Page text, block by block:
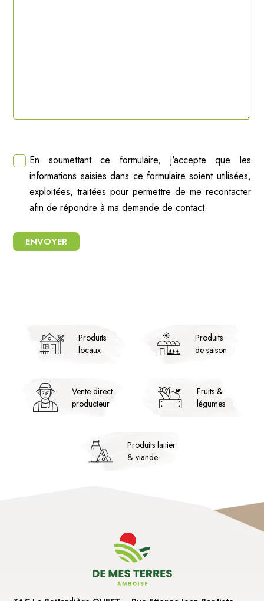
En soumettant ce formulaire, j'accepte que les
informations saisies dans ce formulaire soient utilisées,
exploitées, traitées pour permettre de me recontacter
afin de répondre à ma demande de contact.
Produits
locaux
Produits
de saison
Vente direct
producteur
Fruits &
légumes
Produits laitier
& viande